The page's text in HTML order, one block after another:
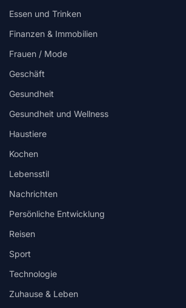
Essen und Trinken
Finanzen & Immobilien
Frauen / Mode
Geschäft
Gesundheit
Gesundheit und Wellness
Haustiere
Kochen
Lebensstil
Nachrichten
Persönliche Entwicklung
Reisen
Sport
Technologie
Zuhause & Leben